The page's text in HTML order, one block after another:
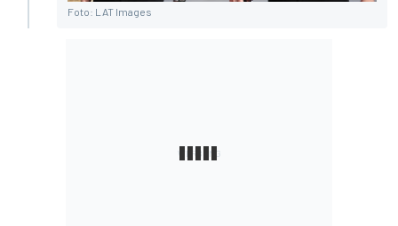
Foto: LAT Images